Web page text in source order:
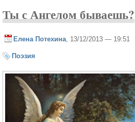
Ты с Ангелом бываешь?
Елена Потехина , 13/12/2013 — 19:51
Поэзия